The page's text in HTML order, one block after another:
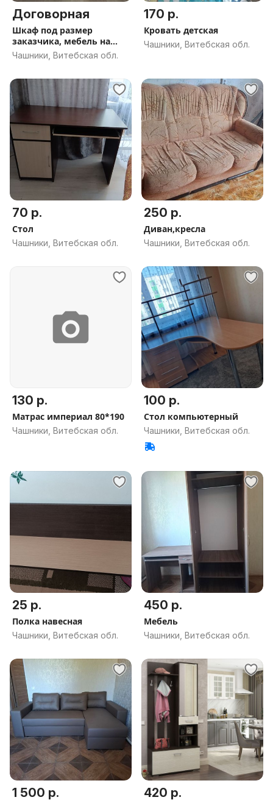
Договорная
Шкаф под размер
заказчика, мебель на
заказ
Чашники, Витебская обл.
170 р.
Кровать детская
Чашники, Витебская обл.
70 р.
Стол
Чашники, Витебская обл.
250 р.
Диван,кресла
Чашники, Витебская обл.
130 р.
Матрас империал 80*190
Чашники, Витебская обл.
100 р.
Стол компьютерный
Чашники, Витебская обл.
25 р.
Полка навесная
Чашники, Витебская обл.
450 р.
Мебель
Чашники, Витебская обл.
1 500 р. 420 р.